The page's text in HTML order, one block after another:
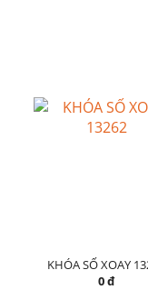
KHÓA SỐ XOAY
0 đ